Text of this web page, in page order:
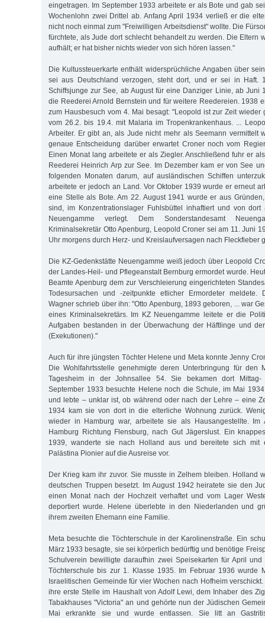
eingetragen. Im September 1933 arbeitete er als Bote und gab
Wochenlohn zwei Drittel ab. Anfang April 1934 verließ er die
nicht noch einmal zum "Freiwilligen Arbeitsdienst" wollte. Die
fürchtete, als Jude dort schlecht behandelt zu werden. Die Eltern
aufhält; er hat bisher nichts wieder von sich hören lassen."
Die Kultussteuerkarte enthält widersprüchliche Angaben über
sei aus Deutschland verzogen, steht dort, und er sei in Haft.
Schiffsjunge zur See, ab August für eine Danziger Linie, ab Juni
die Reederei Arnold Bernstein und für weitere Reedereien. 1938
zum Hausbesuch vom 4. Mai besagt: "Leopold ist zur Zeit wieder
vom 26.2. bis 19.4. mit Malaria im Tropenkrankenhaus. ...
Arbeiter. Er gibt an, als Jude nicht mehr als Seemann vermittelt
genaue Entscheidung darüber erwartet Croner noch vom
Einen Monat lang arbeitete er als Ziegler. Anschließend fuhr er
Reederei Heinrich Arp zur See. Im Dezember kam er von See
folgenden Monaten darum, auf ausländischen Schiffen
arbeitete er jedoch an Land. Vor Oktober 1939 wurde er erneut
eine Stelle als Bote. Am 22. August 1941 wurde er aus
sind, im Konzentrationslager Fuhlsbüttel inhaftiert und von
Neuengamme verlegt. Dem Sonderstandesamt
Kriminalsekretär Otto Apenburg, Leopold Croner sei am 11. Juni
Uhr morgens durch Herz- und Kreislaufversagen nach Fleckfieber
Die KZ-Gedenkstätte Neuengamme weiß jedoch über Leopold
der Landes-Heil- und Pflegeanstalt Bernburg ermordet wurde.
Beamte Apenburg dem zur Verschleierung eingerichteten
Todesursachen und -zeitpunkte etlicher Ermordeter meldete.
Wagner schrieb über ihn: "Otto Apenburg, 1893 geboren, ... war
eines Kriminalsekretärs. Im KZ Neuengamme leitete er die
Aufgaben bestanden in der Überwachung der Häftlinge und
(Exekutionen)."
Auch für ihre jüngsten Töchter Helene und Meta konnte Jenny
Die Wohlfahrtsstelle genehmigte deren Unterbringung für den
Tagesheim in der Johnsallee 54. Sie bekamen dort Mittag-
September 1933 besuchte Helene noch die Schule, im Mai
und lebte – unklar ist, ob während oder nach der Lehre – eine
1934 kam sie von dort in die elterliche Wohnung zurück.
wieder in Hamburg war, arbeitete sie als Hausangestellte.
Hamburg Richtung Flensburg, nach Gut Jägerslust. Ein
1939, wanderte sie nach Holland aus und bereitete sich mit
Palästina Pionier auf die Ausreise vor.
Der Krieg kam ihr zuvor. Sie musste in Zelhem bleiben. Holland
deutschen Truppen besetzt. Im August 1942 heiratete sie den
einen Monat nach der Hochzeit verhaftet und vom Lager
deportiert wurde. Helene überlebte in den Niederlanden und
ihrem zweiten Ehemann eine Familie.
Meta besuchte die Töchterschule in der Karolinenstraße. Ein
März 1933 besagte, sie sei körperlich bedürftig und benötige
Schulverein bewilligte daraufhin zwei Speisekarten für April
Töchterschule bis zur 1. Klasse 1935. Im Februar 1936 wurde
Israelitischen Gemeinde für vier Wochen nach Hofheim
ihre erste Stelle im Haushalt von Adolf Lewi, dem Inhaber des
Tabakhauses "Victoria" an und gehörte nun der Jüdischen
Mai erkrankte sie und wurde entlassen. Sie litt an